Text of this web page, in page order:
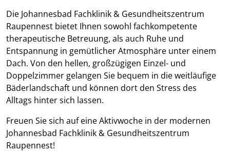
Die Johannesbad Fachklinik & Gesundheitszentrum
Raupennest bietet Ihnen sowohl fachkompetente
therapeutische Betreuung, als auch Ruhe und
Entspannung in gemütlicher Atmosphäre unter einem
Dach. Von den hellen, großzügigen Einzel- und
Doppelzimmer gelangen Sie bequem in die weitläufige
Bäderlandschaft und können dort den Stress des
Alltags hinter sich lassen.
Freuen Sie sich auf eine Aktivwoche in der modernen
Johannesbad Fachklinik & Gesundheitszentrum
Raupennest!